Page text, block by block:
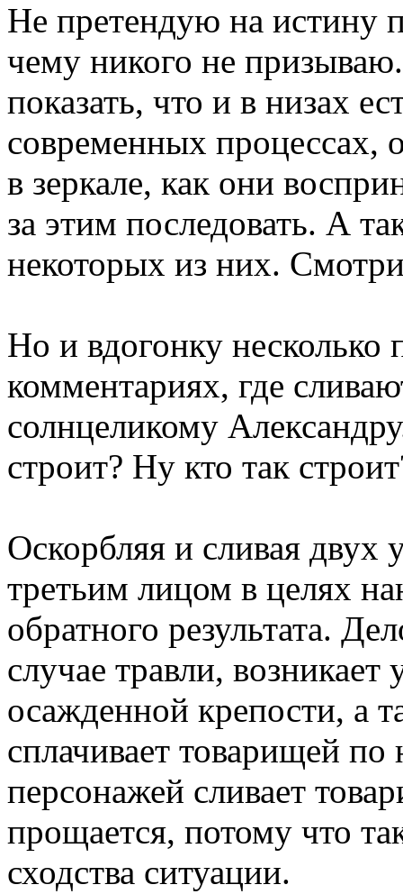
Не претендую на истину
чему никого не
показать, что и в низах
современных процессах,
в зеркале, как они
за этим последовать. А
некоторых из них.
Но и вдогонку несколько
комментариях, где
солнцеликому
строит? Ну кто так
Оскорбляя и сливая
третьим лицом в целях
обратного результата.
случае травли,
осажденной крепости, а
сплачивает товарищей
персонажей сливает
прощается, потому что
сходства ситуации.